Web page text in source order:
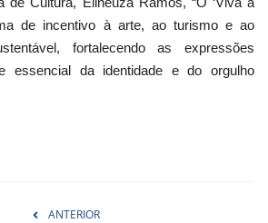
de incentivo à arte, ao turismo e ao
fortalecendo as expressões
essencial da identidade e do orgulho
ANTERIOR